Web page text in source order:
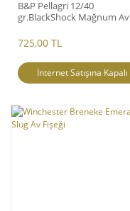
B&P Pellagri 12/40
gr.BlackShock Mağnum Av
725,00 TL
İnternet Satışına Kapalı